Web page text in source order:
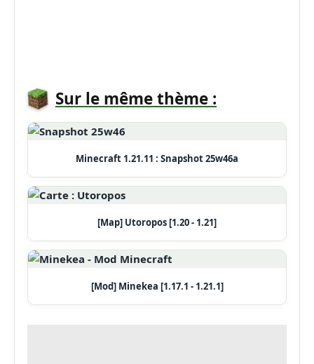
Sur le même thème :
Minecraft 1.21.11 : Snapshot 25w46a
[Map] Utoropos [1.20 - 1.21]
[Mod] Minekea [1.17.1 - 1.21.1]